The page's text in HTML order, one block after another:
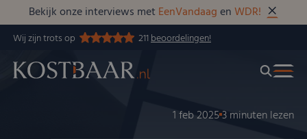
Bekijk onze interviews met EenVandaagenWDR!
Wij zijn trots op 211beoordelingen!
1 feb 20253 minuten lezen